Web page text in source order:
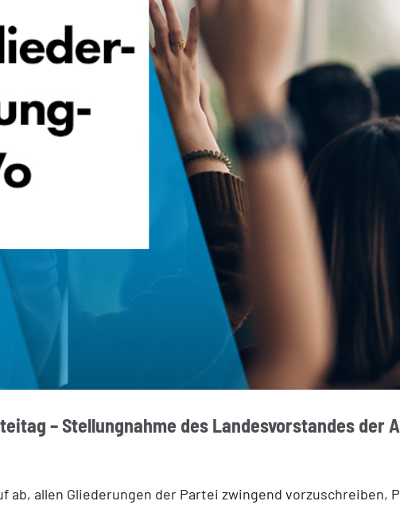
– Stellungnahme des Landesvorstandes der
allen Gliederungen der Partei zwingend vorzuschreiben,